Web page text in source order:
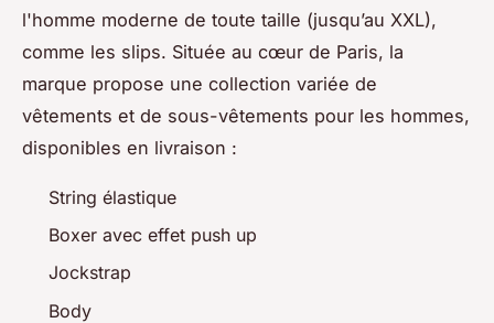
l'homme moderne de toute taille (jusqu’au XXL),
comme les slips. Située au cœur de Paris, la
marque propose une collection variée de
vêtements et de sous-vêtements pour les hommes,
disponibles en livraison :
String élastique
Boxer avec effet push up
Jockstrap
Body